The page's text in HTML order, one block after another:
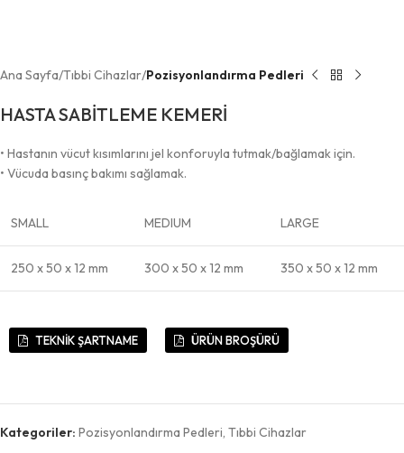
Ana Sayfa Tıbbi Cihazlar Pozisyonlandırma Pedleri
HASTA SABİTLEME KEMERİ
• Hastanın vücut kısımlarını jel konforuyla tutmak/bağlamak için.
• Vücuda basınç bakımı sağlamak.
SMALL MEDIUM LARGE
250 x 50 x 12 mm 300 x 50 x 12 mm 350 x 50 x 12 mm
TEKNİK ŞARTNAME ÜRÜN BROŞÜRÜ
Kategoriler: Pozisyonlandırma Pedleri, Tıbbi Cihazlar